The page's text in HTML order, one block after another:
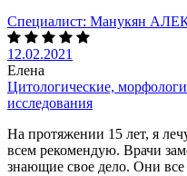
Специалист: Манукян
12.02.2021
Елена
Цитологические,
исследования
На протяжении 15 лет, я
всем рекомендую. Врачи
знающие свое дело. Они